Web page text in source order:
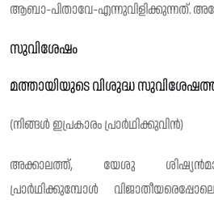
ആബാ-പിതാവേ-എന്നുവിളിക്കുന്നത്.
സുവിശേഷം
മത്തായിയുടെ വിശുദ്ധ
(നിങ്ങൾ ഇപ്രകാരം പ്രാർഥിക്കുവിൻ)
അക്കാലത്ത്, യേശു
പ്രാർഥിക്കുമ്പോൾ